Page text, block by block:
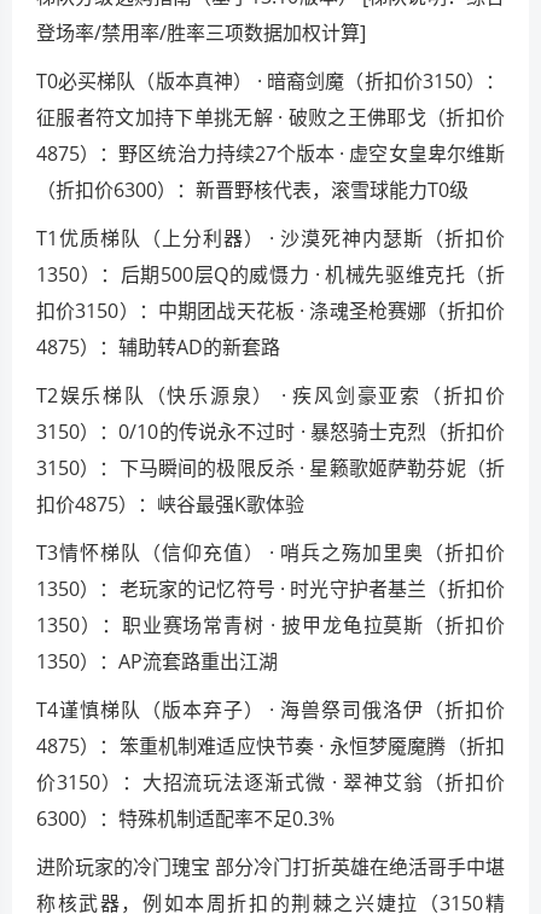
登场率/禁用率/胜率三项数据加权计算]
T0必买梯队（版本真神） · 暗裔剑魔（折扣价3150）：
征服者符文加持下单挑无解 · 破败之王佛耶戈（折扣价
4875）：野区统治力持续27个版本 · 虚空女皇卑尔维斯
（折扣价6300）：新晋野核代表，滚雪球能力T0级
T1优质梯队（上分利器） · 沙漠死神内瑟斯（折扣价
1350）：后期500层Q的威慑力 · 机械先驱维克托（折
扣价3150）：中期团战天花板 · 涤魂圣枪赛娜（折扣价
4875）：辅助转AD的新套路
T2娱乐梯队（快乐源泉） · 疾风剑豪亚索（折扣价
3150）：0/10的传说永不过时 · 暴怒骑士克烈（折扣价
3150）：下马瞬间的极限反杀 · 星籁歌姬萨勒芬妮（折
扣价4875）：峡谷最强K歌体验
T3情怀梯队（信仰充值） · 哨兵之殇加里奥（折扣价
1350）：老玩家的记忆符号 · 时光守护者基兰（折扣价
1350）：职业赛场常青树 · 披甲龙龟拉莫斯（折扣价
1350）：AP流套路重出江湖
T4谨慎梯队（版本弃子） · 海兽祭司俄洛伊（折扣价
4875）：笨重机制难适应快节奏 · 永恒梦魇魔腾（折扣
价3150）：大招流玩法逐渐式微 · 翠神艾翁（折扣价
6300）：特殊机制适配率不足0.3%
进阶玩家的冷门瑰宝 部分冷门打折英雄在绝活哥手中堪
称核武器，例如本周折扣的荆棘之兴婕拉（3150精